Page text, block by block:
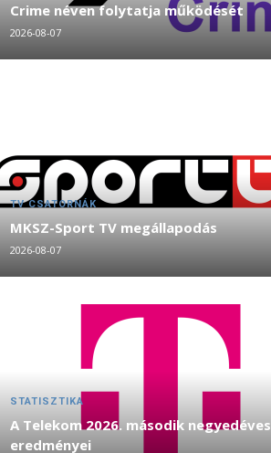
Crime néven folytatja működését
2026-08-07
TV CSATORNÁK
MKSZ-Sport TV megállapodás
2026-08-07
STATISZTIKA
A Telekom 2026. második negyedéves
eredményei